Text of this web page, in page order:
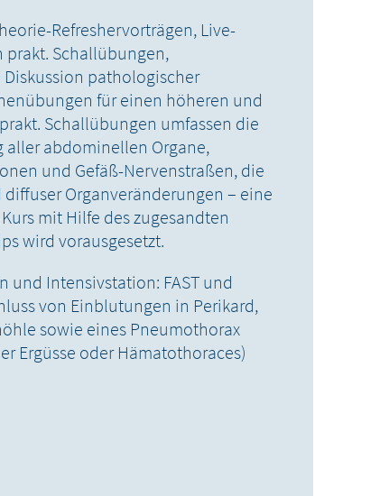
Refreshervorträgen, Live-
Schallübungen,
pathologischer
für einen höheren und
Schallübungen umfassen die
aller abdominellen Organe,
und Gefäß-Nervenstraßen, die
Organveränderungen – eine
mit Hilfe des zugesandten
wird vorausgesetzt.
und Intensivstation: FAST und
von Einblutungen in Perikard,
sowie eines Pneumothorax
Ergüsse oder Hämatothoraces)